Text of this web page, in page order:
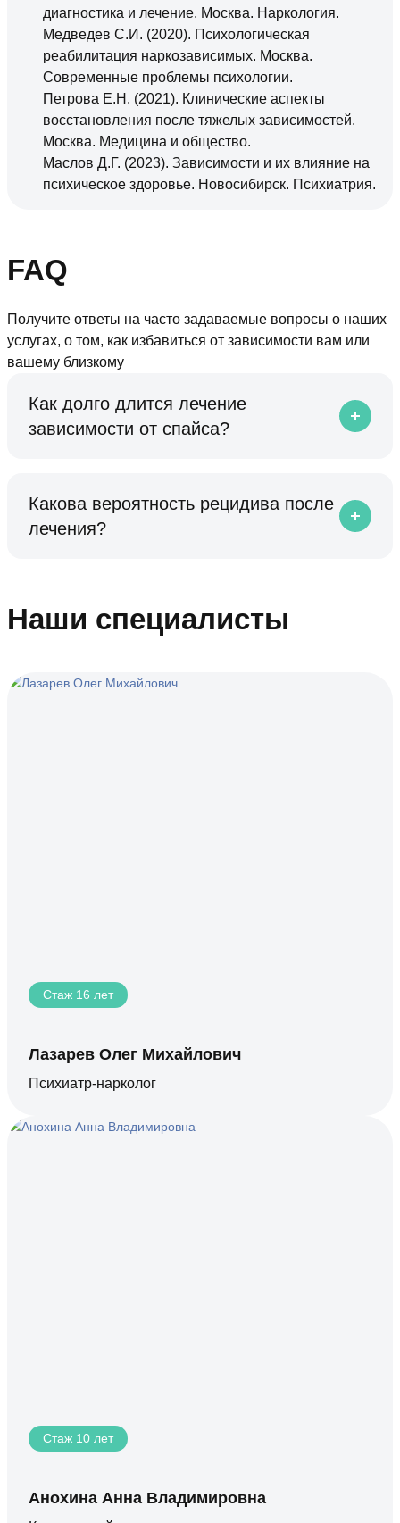
диагностика и лечение. Москва. Наркология.
Медведев С.И. (2020). Психологическая
реабилитация наркозависимых. Москва.
Современные проблемы психологии.
Петрова Е.Н. (2021). Клинические аспекты
восстановления после тяжелых зависимостей.
Москва. Медицина и общество.
Маслов Д.Г. (2023). Зависимости и их влияние на
психическое здоровье. Новосибирск. Психиатрия.
FAQ
Получите ответы на часто задаваемые вопросы о наших
услугах, о том, как избавиться от зависимости вам или
вашему близкому
Как долго длится лечение
зависимости от спайса?
Какова вероятность рецидива после
лечения?
Наши специалисты
Стаж 16 лет
Лазарев Олег Михайлович
Психиатр-нарколог
Стаж 10 лет
Анохина Анна Владимировна